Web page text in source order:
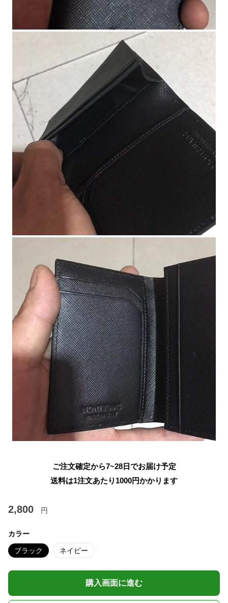
ご注文確定から7~28日でお届け予定
送料は1注文あたり 1000円かかります
2,800 円
カラー
ブラック ネイビー
購入画面に進む